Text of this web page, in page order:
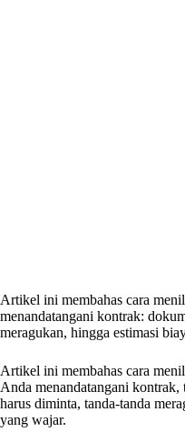
Artikel ini membahas cara
menandatangani kontrak:
meragukan, hingga estimasi
Artikel ini membahas cara
Anda menandatangani
harus diminta, tanda-tanda
yang wajar.